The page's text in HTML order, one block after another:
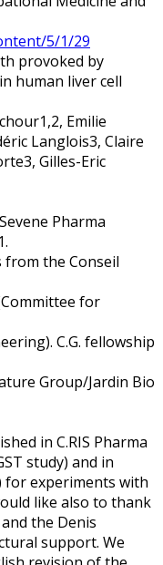
5/1/29
provoked by
human liver cell
Emilie
Langlois3, Claire
Gilles-Eric
Pharma
from the Conseil
for
C.G. fellowship
Group/Jardin Bio
in C.RIS Pharma
study) and in
for experiments with
like also to thank
the Denis
support. We